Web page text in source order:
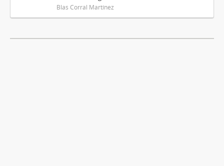
Blas Corral Martínez